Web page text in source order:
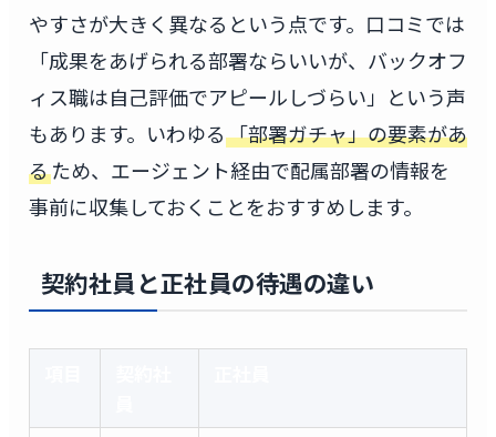
やすさが大きく異なるという点です。口コミでは
「成果をあげられる部署ならいいが、バックオフ
ィス職は自己評価でアピールしづらい」という声
もあります。いわゆる「部署ガチャ」の要素があ
るため、エージェント経由で配属部署の情報を
事前に収集しておくことをおすすめします。
契約社員と正社員の待遇の違い